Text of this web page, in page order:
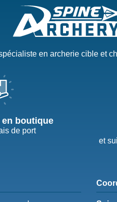
en archerie cible et
boutique
de port
et